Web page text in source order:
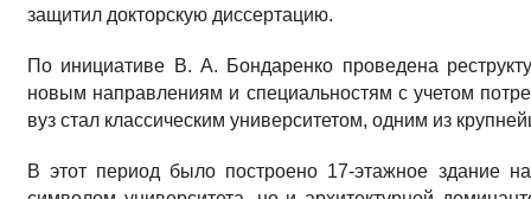
защитил докторскую диссертацию.
По инициативе В. А. Бондаренко проведена
новым направлениям и специальностям с учетом
вуз стал классическим университетом, одним из
В этот период было построено 17-этажное здание